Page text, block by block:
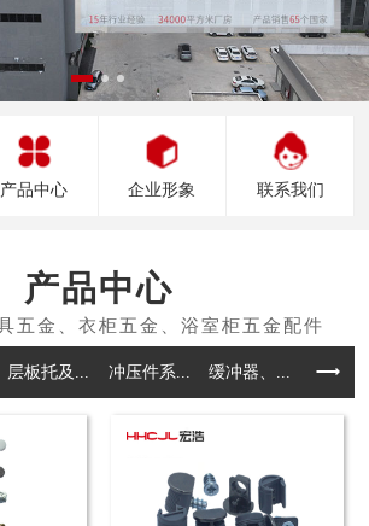
产品中心 企业形象 联系我们
产品中心
层板托及... 冲压件系... 缓冲器、... 拉手